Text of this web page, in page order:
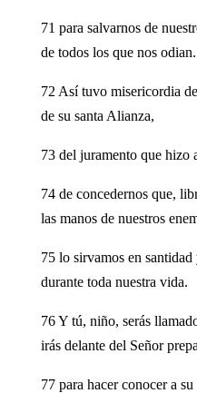
71 para salvarnos de
de todos los que nos odian.
72 Así tuvo misericordia
de su santa Alianza,
73 del juramento que hizo
74 de concedernos que,
las manos de nuestros
75 lo sirvamos en
durante toda nuestra vida.
76 Y tú, niño, serás
irás delante del Señor
77 para hacer conocer a